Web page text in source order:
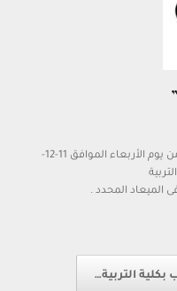
سوف يبدأ تدريب دورة الــــ ” ICDL” ابتداءاً من يوم الأربعاء الموافق 11-12-
الميعاد المحدد .
التربية…